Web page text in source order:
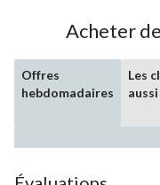
Acheter
Offres
hebdomadaires
Les